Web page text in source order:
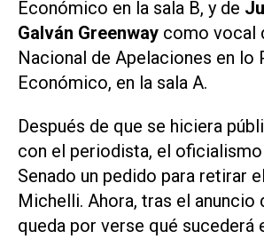
Económico en la sala B, y de
Galván Greenway como vocal
Nacional de Apelaciones en lo
Económico, en la sala A.
Después de que se hiciera
con el periodista, el
Senado un pedido para retirar
Michelli. Ahora, tras el anuncio
queda por verse qué sucederá